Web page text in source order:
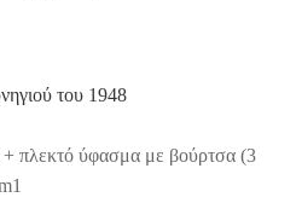
του 1948
πλεκτό ύφασμα με βούρτσα (3